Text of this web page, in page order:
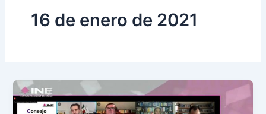
16 de enero de 2021